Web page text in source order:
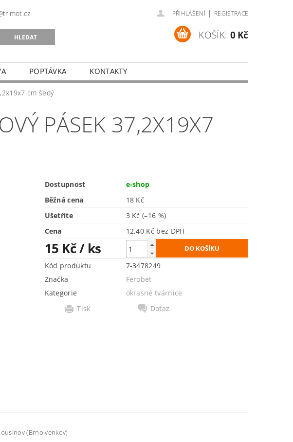
PŘIHLÁŠENÍ | REGISTRACE
KOŠÍK: 0 Kč
POPTÁVKA KONTAKTY
cm šedý
PÁSEK 37,2X19X7
Dostupnost
e-shop
Běžná cena
18 Kč
Ušetříte
3 Kč(–16 %)
Cena
12,40 Kč bez DPH
15 Kč/ ks
Kód produktu
7-3478249
Značka
Ferobet
Kategorie
okrasné tvárnice
Tisk
Dotaz
(Brno venkov)